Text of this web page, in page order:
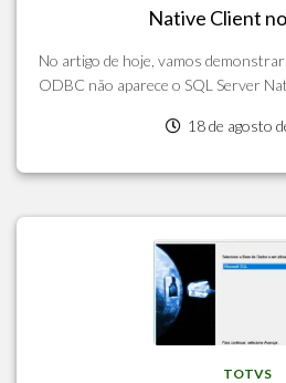
Native Client
No artigo de hoje, vamos
ODBC não aparece o SQL Server
18 de agosto
TOTVS